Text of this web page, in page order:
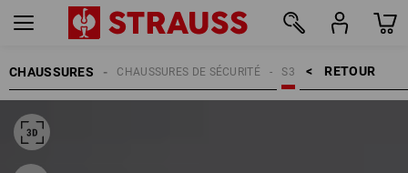
CHAUSSURES RETOUR    >
S3
CHAUSSURES DE SÉCURITÉ